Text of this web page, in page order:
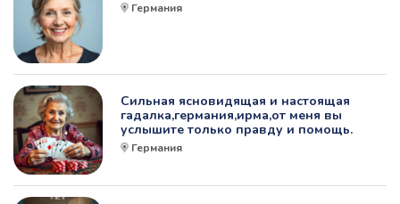
Германия
Сильная ясновидящая и настоящая
гадалка,германия,ирма,от меня вы
услышите только правду и помощь.
Германия